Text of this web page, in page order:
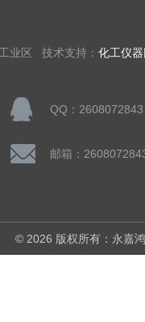
业区 技术支持： 化工仪
QQ：2608072843
邮箱：
© 2026 版权所有：永嘉